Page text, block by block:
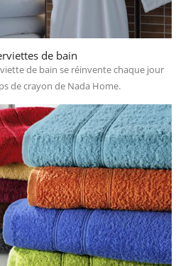
de bain
de bain se réinvente chaque jour
de crayon de Nada Home.